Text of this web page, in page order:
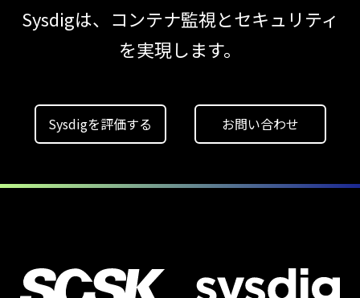
AI
【ブログ】
標準ツールでは守れない？
Falco を超える
によるセキュリティの新常識
【ブログ】
Sysdigは、コンテナ監視とセキュリティ
を実現します。
Sysdigを評価する お問い合わせ